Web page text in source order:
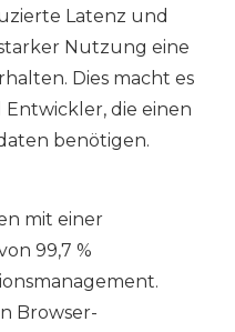
Latenz und
Nutzung eine
Dies macht es
die einen
benötigen.
mit einer
99,7 %
Browser-